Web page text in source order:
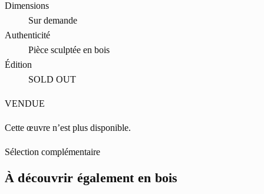
Dimensions
Sur demande
Authenticité
Pièce sculptée en bois
Édition
SOLD OUT
VENDUE
Cette œuvre n’est plus disponible.
Sélection complémentaire
À découvrir également en bois